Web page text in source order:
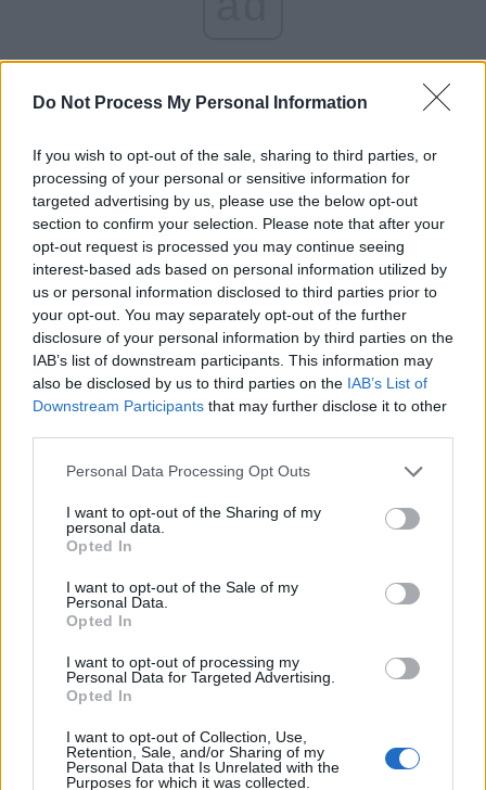
Do Not Process My Personal Information
If you wish to opt-out of the sale, sharing to third parties, or
processing of your personal or sensitive information for
targeted advertising by us, please use the below opt-out
section to confirm your selection. Please note that after your
opt-out request is processed you may continue seeing
interest-based ads based on personal information utilized by
us or personal information disclosed to third parties prior to
your opt-out. You may separately opt-out of the further
disclosure of your personal information by third parties on the
IAB’s list of downstream participants. This information may
also be disclosed by us to third parties on the IAB’s List of
Downstream Participants that may further disclose it to other
Personal Data Processing Opt Outs
I want to opt-out of the Sharing of my
personal data.
Opted In
I want to opt-out of the Sale of my
Personal Data.
Opted In
I want to opt-out of processing my
Personal Data for Targeted Advertising.
Opted In
I want to opt-out of Collection, Use,
Retention, Sale, and/or Sharing of my
Personal Data that Is Unrelated with the
Purposes for which it was collected.
*Dactilografa PSD-
istă nu e chiar atât de
bogată: câștigă la
RAR „doar” 7.000 de
euro pe lună! A comis
o „eroare materială”
și o minciună
colosală
VIDEO. Ospătărița
Simona, angajată la
Apele Române deși